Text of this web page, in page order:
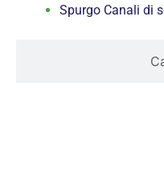
Spurgo Canali di